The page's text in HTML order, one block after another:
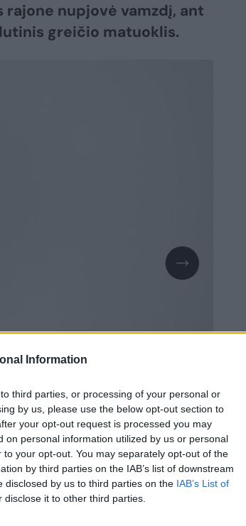
Information
third parties, or processing of your personal or
by us, please use the below opt-out section to
your opt-out request is processed you may
on personal information utilized by us or personal
your opt-out. You may separately opt-out of the
by third parties on the IAB’s list of downstream
disclosed by us to third parties on the IAB’s List of
disclose it to other third parties.
nupjovė vamzdį, ant
greičio matuoklis.
Daugiau nuotraukų (1)
pastebėtas